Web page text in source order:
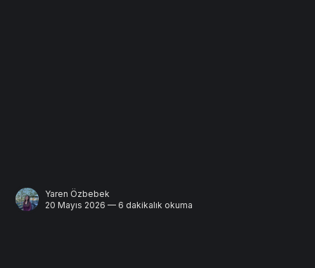
Yaren Özbebek
20 Mayıs 2026 — 6 dakikalık okuma